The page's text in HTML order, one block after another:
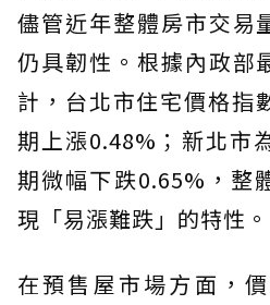
儘管近年整體房市交易
仍具韌性。根據內政部
計，台北市住宅價格指
期上漲0.48%；新北市
期微幅下跌0.65%，整
現「易漲難跌」的特性。
在預售屋市場方面，